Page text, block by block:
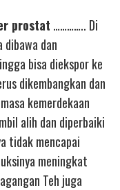
prostat ………….. Di
dan
bisa diekspor ke
dikembangkan dan
kemerdekaan
alih dan diperbaiki
tidak mencapai
meningkat
Teh juga